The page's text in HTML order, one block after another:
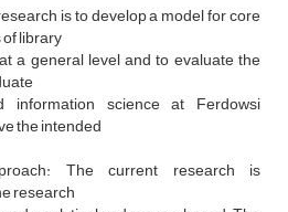
is to develop a model for core
library
a general level and to evaluate the
science at Ferdowsi
the intended
The current research is
research